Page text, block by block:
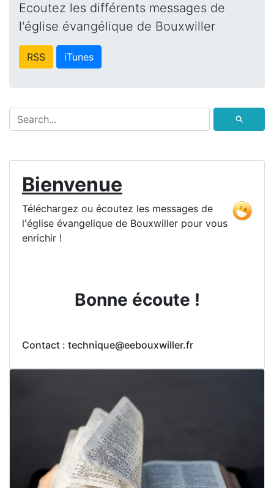
Ecoutez les différents messages de
l'église évangélique de Bouxwiller
RSS iTunes
⚲
Bienvenue
Téléchargez ou écoutez les messages de
l'église évangelique de Bouxwiller pour vous
enrichir !
Bonne écoute !
Contact : technique@eebouxwiller.fr